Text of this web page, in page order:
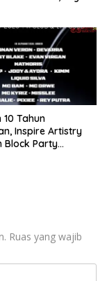
Magister ITSI
Tahun
Inspire Artistry
Block Party
Ruas yang wajib